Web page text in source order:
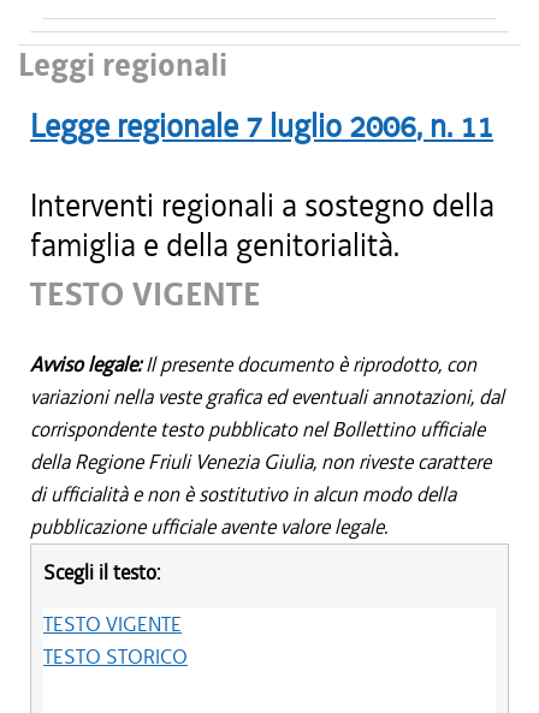
Leggi regionali
Legge regionale 7 luglio 2006, n. 11
Interventi regionali a sostegno della
famiglia e della genitorialità.
TESTO VIGENTE
Avviso legale:Il presente documento è riprodotto, con
variazioni nella veste grafica ed eventuali annotazioni, dal
corrispondente testo pubblicato nel Bollettino ufficiale
della Regione Friuli Venezia Giulia, non riveste carattere
di ufficialità e non è sostitutivo in alcun modo della
pubblicazione ufficiale avente valore legale.
Scegli il testo:
TESTO VIGENTE
TESTO STORICO